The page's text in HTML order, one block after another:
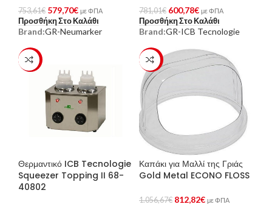
753,61€ 579,70€ με ΦΠΑ
Προσθήκη Στο Καλάθι
Brand:GR-Neumarker
781,01€ 600,78€ με ΦΠΑ
Προσθήκη Στο Καλάθι
Brand:GR-ICB Tecnologie
-23%
Θερμαντικό ICB Tecnologie
Squeezer Topping II 68-
40802
-23%
Καπάκι για Μαλλί της Γριάς
Gold Metal ECONO FLOSS
1.056,67€ 812,82€ με ΦΠΑ